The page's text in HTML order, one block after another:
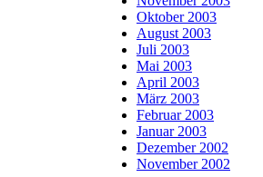
Oktober 2003
August 2003
Juli 2003
Mai 2003
April 2003
März 2003
Februar 2003
Januar 2003
Dezember 2002
November 2002